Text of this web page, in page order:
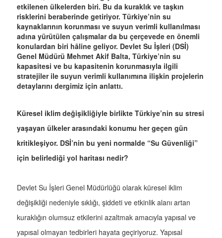
etkilenen ülkelerden biri. Bu da kuraklık ve taşkın
risklerini beraberinde getiriyor. Türkiye’nin su
kaynaklarının korunması ve suyun verimli kullanılması
adına yürütülen çalışmalar da bu çerçevede en önemli
konulardan biri hâline geliyor. Devlet Su İşleri (DSİ)
Genel Müdürü Mehmet Akif Balta, Türkiye’nin su
kapasitesi ve bu kapasitenin korunmasıyla ilgili
stratejiler ile suyun verimli kullanımına ilişkin projelerin
detaylarını dergimiz için anlattı.
Küresel iklim değişikliğiyle birlikte Türkiye’nin su stresi
yaşayan ülkeler arasındaki konumu her geçen gün
kritikleşiyor. DSİ’nin bu yeni normalde “Su Güvenliği”
için belirlediği yol haritası nedir?
Devlet Su İşleri Genel Müdürlüğü olarak küresel iklim
değişikliği nedeniyle sıklığı, şiddeti ve etkinlik alanı artan
kuraklığın olumsuz etkilerini azaltmak amacıyla yapısal ve
yapısal olmayan tedbirleri hayata geçiriyoruz. Yapısal